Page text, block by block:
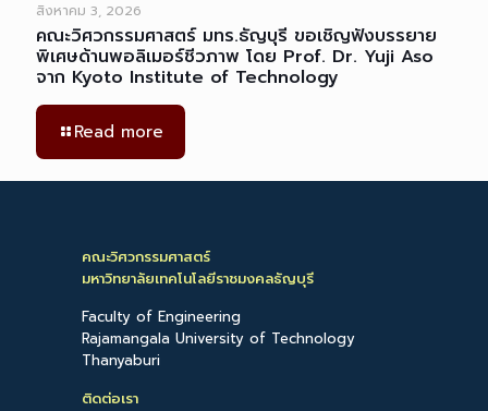
สิงหาคม 3, 2026
คณะวิศวกรรมศาสตร์ มทร.ธัญบุรี ขอเชิญฟังบรรยาย
พิเศษด้านพอลิเมอร์ชีวภาพ โดย Prof. Dr. Yuji Aso
จาก Kyoto Institute of Technology
Read more
คณะวิศวกรรมศาสตร์
มหาวิทยาลัยเทคโนโลยีราชมงคลธัญบุรี
Faculty of Engineering
Rajamangala University of Technology
Thanyaburi
ติดต่อเรา